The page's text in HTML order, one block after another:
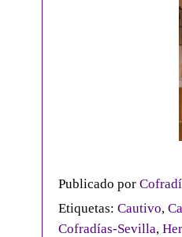
Publicado por
Etiquetas: Cautivo,
Cofradías-Sevilla,